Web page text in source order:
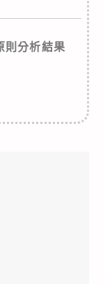
則分析結果